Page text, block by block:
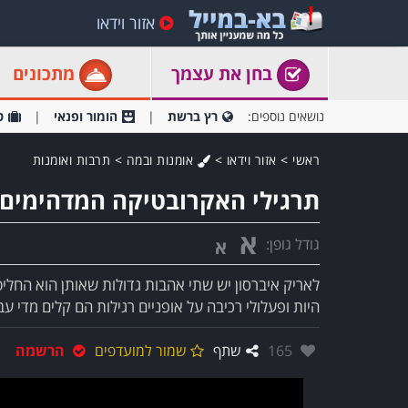
אזור וידאו
בחן את עצמך מתכונים
נושאים נוספים: רץ ברשת הומור ופנאי
ראשי > אזור וידאו > אומנות ובמה > תרבות ואומנות
תרגילי האקרובטיקה
גודל גופן: א א
לאריק איברסון יש שתי אהבות גדולות שאותן הוא
היות ופעלולי רכיבה על אופניים רגילות הם קלים מדי
אהבו:
165 שתף שמור למועדפים הרשמה